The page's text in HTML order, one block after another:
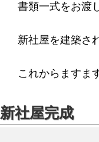
書類一式をお渡
新社屋を建築さ
これからますま
新社屋完成